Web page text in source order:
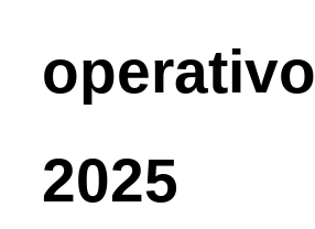
operativo
2025